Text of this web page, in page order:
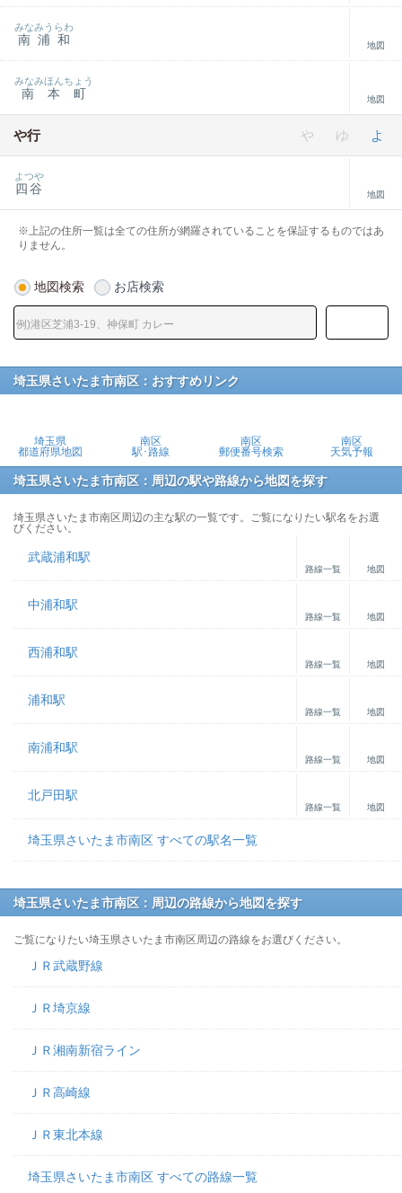
南浦和
みなみうらわ
地図
南本町
みなみほんちょう
地図
や行 や ゆ よ
四谷
よつや
地図
※上記の住所一覧は全ての住所が網羅されていることを保証するものではあ
りません。
地図検索 お店検索
埼玉県さいたま市南区：おすすめリンク
埼玉県
都道府県地図
南区
駅･路線
南区
郵便番号検索
南区
天気予報
埼玉県さいたま市南区：周辺の駅や路線から地図を探す
埼玉県さいたま市南区周辺の主な駅の一覧です。ご覧になりたい駅名をお選
びください。
武蔵浦和駅
路線一覧 地図
中浦和駅
路線一覧 地図
西浦和駅
路線一覧 地図
浦和駅
路線一覧 地図
南浦和駅
路線一覧 地図
北戸田駅
路線一覧 地図
埼玉県さいたま市南区 すべての駅名一覧
埼玉県さいたま市南区：周辺の路線から地図を探す
ご覧になりたい埼玉県さいたま市南区周辺の路線をお選びください。
ＪＲ武蔵野線
ＪＲ埼京線
ＪＲ湘南新宿ライン
ＪＲ高崎線
ＪＲ東北本線
埼玉県さいたま市南区 すべての路線一覧